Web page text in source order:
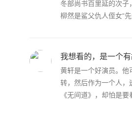
冬部尚书百里延的次子
柳然是鲨父仇人侄女“先
我想看的，是一个
黄轩是一个好演员。他
转，然后作为一个人，
《无间道》，却怕是